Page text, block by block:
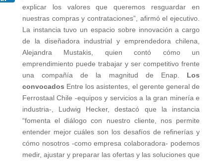
explicar los valores que queremos resguardar en
nuestras compras y contrataciones”, afirmó el ejecutivo.
La instancia tuvo un espacio sobre innovación a cargo
de la diseñadora industrial y emprendedora chilena,
Alejandra Mustakis, quien contó cómo un
emprendimiento puede trabajar y ser competitivo frente
una compañía de la magnitud de Enap. Los
convocados Entre los asistentes, el gerente general de
Ferrostaal Chile -equipos y servicios a la gran minería e
industria-, Ludwig Hecker, destacó que la instancia
“fomenta el diálogo con nuestro cliente, nos permite
entender mejor cuáles son los desafíos de refinerías y
cómo nosotros -como empresa colaboradora- podemos
medir, ajustar y preparar las ofertas y las soluciones que